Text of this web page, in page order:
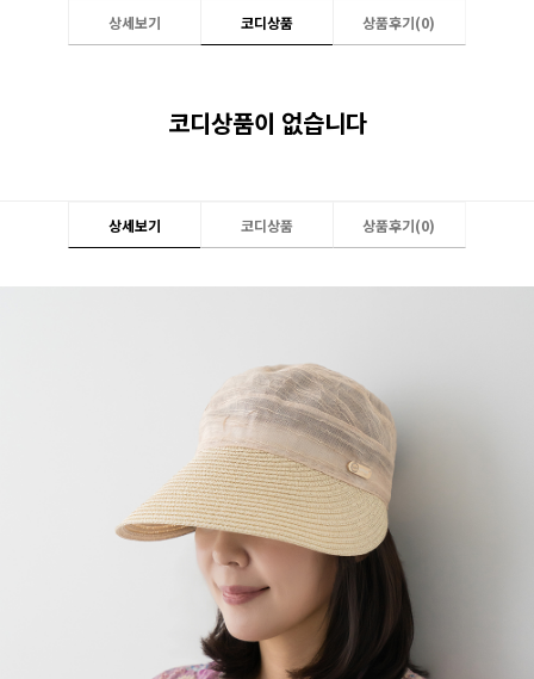
상세보기 코디상품 상품후기(0)
코디상품이 없습니다
상세보기 코디상품 상품후기(0)